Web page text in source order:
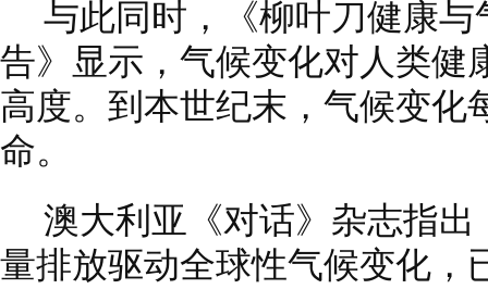
与此同时，《柳叶刀健康
告》显示，气候变化对人类健
高度。到本世纪末，气候变化
命。
澳大利亚《对话》杂志指
量排放驱动全球性气候变化，